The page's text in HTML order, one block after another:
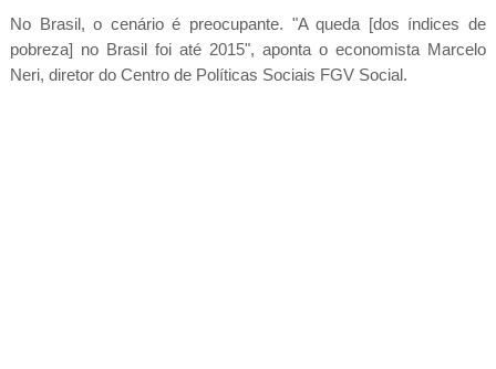
No Brasil, o cenário é preocupante. "A queda [dos índices de
pobreza] no Brasil foi até 2015", aponta o economista Marcelo
Neri, diretor do Centro de Políticas Sociais FGV Social.